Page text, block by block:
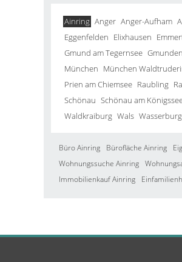
Ainring Anger Anger-Aufham
Eggenfelden Elixhausen
Gmund am Tegernsee Gmunden
München München
Prien am Chiemsee Raubling
Schönau Schönau am
Waldkraiburg Wals
Büro Ainring Bürofläche Ainring
Wohnungssuche Ainring
Immobilienkauf Ainring